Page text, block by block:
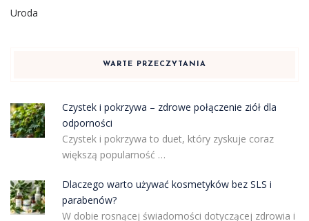
Uroda
WARTE PRZECZYTANIA
Czystek i pokrzywa – zdrowe połączenie ziół dla
odporności
Czystek i pokrzywa to duet, który zyskuje coraz
większą popularność …
Dlaczego warto używać kosmetyków bez SLS i
parabenów?
W dobie rosnącej świadomości dotyczącej zdrowia i